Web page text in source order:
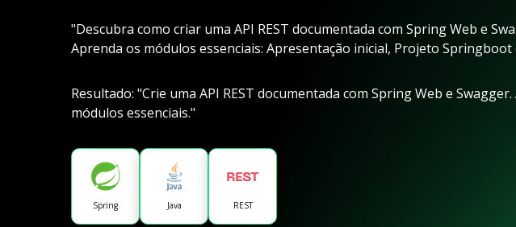
"Descubra como criar uma API REST documentada com Spring Web e
Aprenda os módulos essenciais: Apresentação inicial, Projeto Springboot
Resultado: "Crie uma API REST documentada com Spring Web e
módulos essenciais."
Spring Java REST